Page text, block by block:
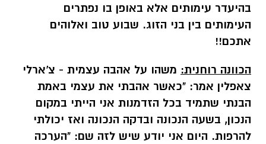
בהיעדר עימותים אלא באופן בו נפתרים
העימותים בין בני הזוג. שבוע טוב ואלוהים
אתכם!!
הכוונה רוחנית: משהו על אהבה עצמית - צ'ארלי
צאפלין אמר: "כאשר אהבתי את עצמי באמת
הבנתי שתמיד בכל הזדמנות אני הייתי במקום
הנכון, בשעה הנכונה ובדקה הנכונה ואז יכולתי
להרפות. היום אני יודע שיש לזה שם: "הערכה